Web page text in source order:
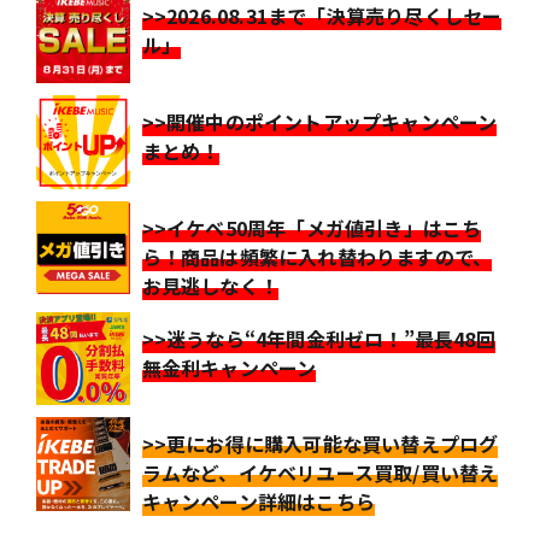
>>2026.08.31まで「決算売り尽くしセー
ル」
>>開催中のポイントアップキャンペーン
まとめ！
>>イケベ50周年「メガ値引き」はこち
ら！商品は頻繁に入れ替わりますので、
お見逃しなく！
>>迷うなら“4年間金利ゼロ！”最長48回
無金利キャンペーン
>>更にお得に購入可能な買い替えプログ
ラムなど、イケベリユース買取/買い替え
キャンペーン詳細はこちら